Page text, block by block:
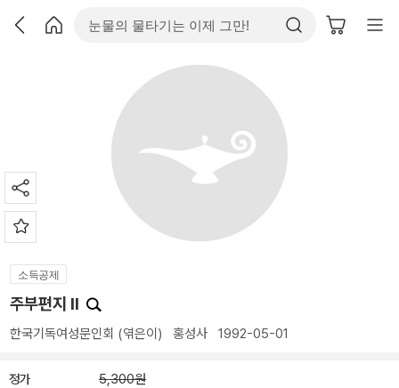
소득공제
주부편지 II
한국기독여성문인회 (엮은이) 홍성사 1992-05-01
정가 5,300원